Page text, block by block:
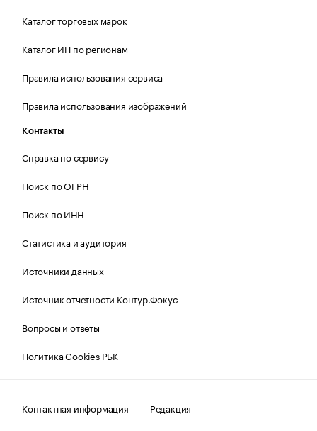
Каталог торговых марок
Каталог ИП по регионам
Правила использования сервиса
Правила использования изображений
Контакты
Справка по сервису
Поиск по ОГРН
Поиск по ИНН
Статистика и аудитория
Источники данных
Источник отчетности Контур.Фокус
Вопросы и ответы
Политика Cookies РБК
Контактная информация
Редакция